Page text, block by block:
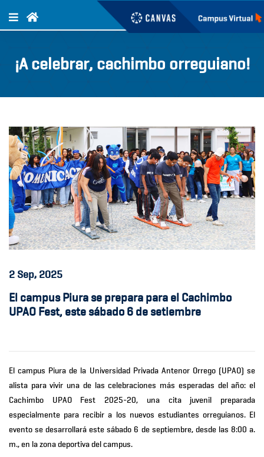
¡A celebrar, cachimbo orreguiano!
2 Sep, 2025
El campus Piura se prepara para el Cachimbo
UPAO Fest, este sábado 6 de setiembre
El campus Piura de la Universidad Privada Antenor Orrego (UPAO) se
alista para vivir una de las celebraciones más esperadas del año: el
Cachimbo UPAO Fest 2025-20, una cita juvenil preparada
especialmente para recibir a los nuevos estudiantes orreguianos. El
evento se desarrollará este sábado 6 de septiembre, desde las 8:00 a.
m., en la zona deportiva del campus.